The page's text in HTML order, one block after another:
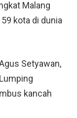
Malang
kota di dunia
Setyawan,
kancah